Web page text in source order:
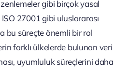
gibi birçok yasal
27001 gibi uluslararası
bu süreçte önemli bir rol
farklı ülkelerde bulunan veri
uyumluluk süreçlerini daha